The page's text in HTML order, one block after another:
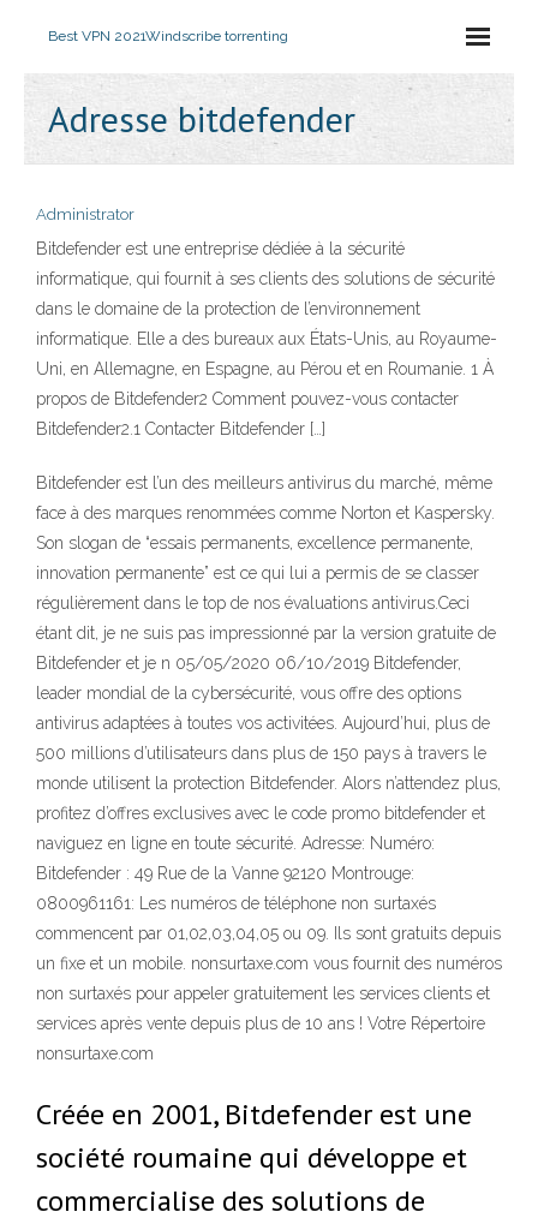
Best VPN 2021Windscribe torrenting
Adresse bitdefender
Administrator
Bitdefender est une entreprise dédiée à la sécurité
informatique, qui fournit à ses clients des solutions de sécurité
dans le domaine de la protection de l’environnement
informatique. Elle a des bureaux aux États-Unis, au Royaume-
Uni, en Allemagne, en Espagne, au Pérou et en Roumanie. 1 À
propos de Bitdefender2 Comment pouvez-vous contacter
Bitdefender2.1 Contacter Bitdefender […]
Bitdefender est l’un des meilleurs antivirus du marché, même
face à des marques renommées comme Norton et Kaspersky.
Son slogan de “essais permanents, excellence permanente,
innovation permanente” est ce qui lui a permis de se classer
régulièrement dans le top de nos évaluations antivirus.Ceci
étant dit, je ne suis pas impressionné par la version gratuite de
Bitdefender et je n 05/05/2020 06/10/2019 Bitdefender,
leader mondial de la cybersécurité, vous offre des options
antivirus adaptées à toutes vos activitées. Aujourd’hui, plus de
500 millions d’utilisateurs dans plus de 150 pays à travers le
monde utilisent la protection Bitdefender. Alors n’attendez plus,
profitez d’offres exclusives avec le code promo bitdefender et
naviguez en ligne en toute sécurité. Adresse: Numéro:
Bitdefender : 49 Rue de la Vanne 92120 Montrouge:
0800961161: Les numéros de téléphone non surtaxés
commencent par 01,02,03,04,05 ou 09. Ils sont gratuits depuis
un fixe et un mobile. nonsurtaxe.com vous fournit des numéros
non surtaxés pour appeler gratuitement les services clients et
services après vente depuis plus de 10 ans ! Votre Répertoire
nonsurtaxe.com
Créée en 2001, Bitdefender est une
société roumaine qui développe et
commercialise des solutions de